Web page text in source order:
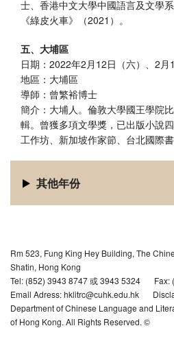
士、香港中文大學中國語言及文學
《綠皮火車》（2021）。
五、大埔區
日期：2022年2月12日（六）、2月
地區：大埔區
導師：曾繁裕博士
簡介：大埔人。倫敦大學國王學院
輯。曾獲多項文學獎，已出版小說
工作坊、新加坡作家節、台北國際書
其他年份
Rm 523, Fung King Hey Building, The
Shatin, Hong Kong
Tel: (852) 3943 8747 或 3943 5324
Fax:
Email Adress: hklitrc@cuhk.edu.hk
Department of Chinese Language and
of Hong Kong. All Rights Reserved. ©